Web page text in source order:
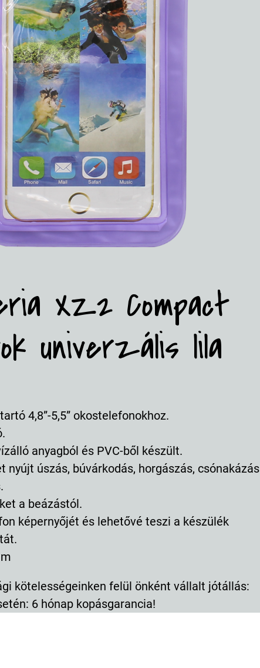
XZ2 Compact
univerzális lila
4,8”-5,5” okostelefonokhoz.
anyagból és PVC-ből készült.
nyújt úszás, búvárkodás, horgászás, csónakázás
a beázástól.
képernyőjét és lehetővé teszi a készülék
kötelességeinken felül önként vállalt jótállás:
6 hónap kopásgarancia!